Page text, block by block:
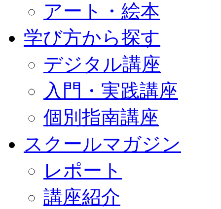
アート・絵本
学び方から探す
デジタル講座
入門・実践講座
個別指南講座
スクールマガジン
レポート
講座紹介